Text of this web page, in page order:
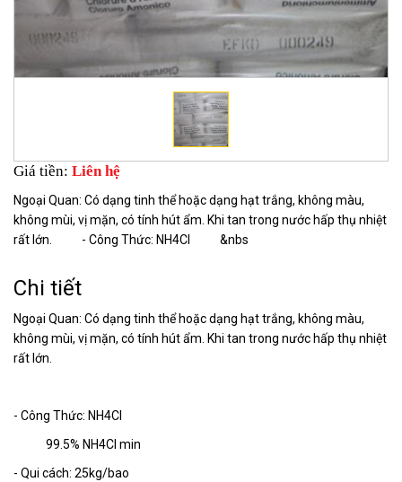
Giá tiền: Liên hệ
Ngoại Quan: Có dạng tinh thể hoặc dạng hạt trắng, không màu,
không mùi, vị mặn, có tính hút ẩm. Khi tan trong nước hấp thụ nhiệt
rất lớn. - Công Thức: NH4Cl &nbs
Chi tiết
Ngoại Quan: Có dạng tinh thể hoặc dạng hạt trắng, không màu,
không mùi, vị mặn, có tính hút ẩm. Khi tan trong nước hấp thụ nhiệt
rất lớn.
- Công Thức: NH4Cl
99.5% NH4Cl min
- Qui cách: 25kg/bao